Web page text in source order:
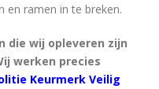
en ramen in te breken.
die wij opleveren zijn
werken precies
Keurmerk Veilig